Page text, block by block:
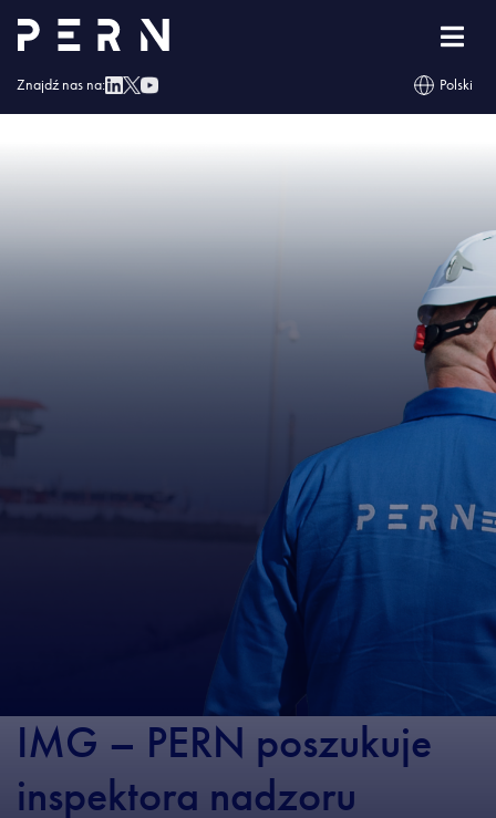
Znajdź nas na: Polski
Strona główna »PERN poszukuje inspektora nadzoru inwestorskiego rozbudowy
rozbudowy baz paliw
IMG – PERN poszukuje
inspektora nadzoru